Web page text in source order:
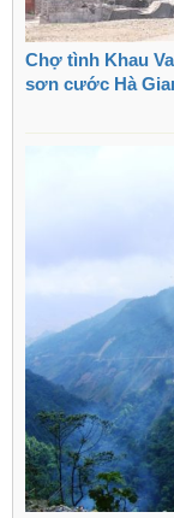
Chợ tình Khau
sơn cước Hà